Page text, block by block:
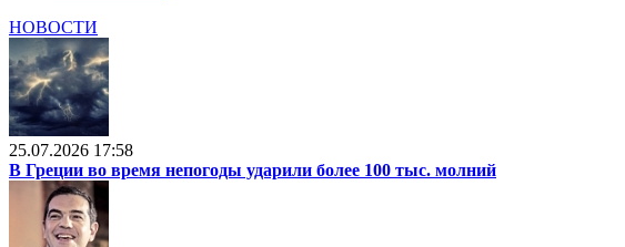
НОВОСТИ
25.07.2026 17:58
В Греции во время непогоды ударили более 100 тыс. молний